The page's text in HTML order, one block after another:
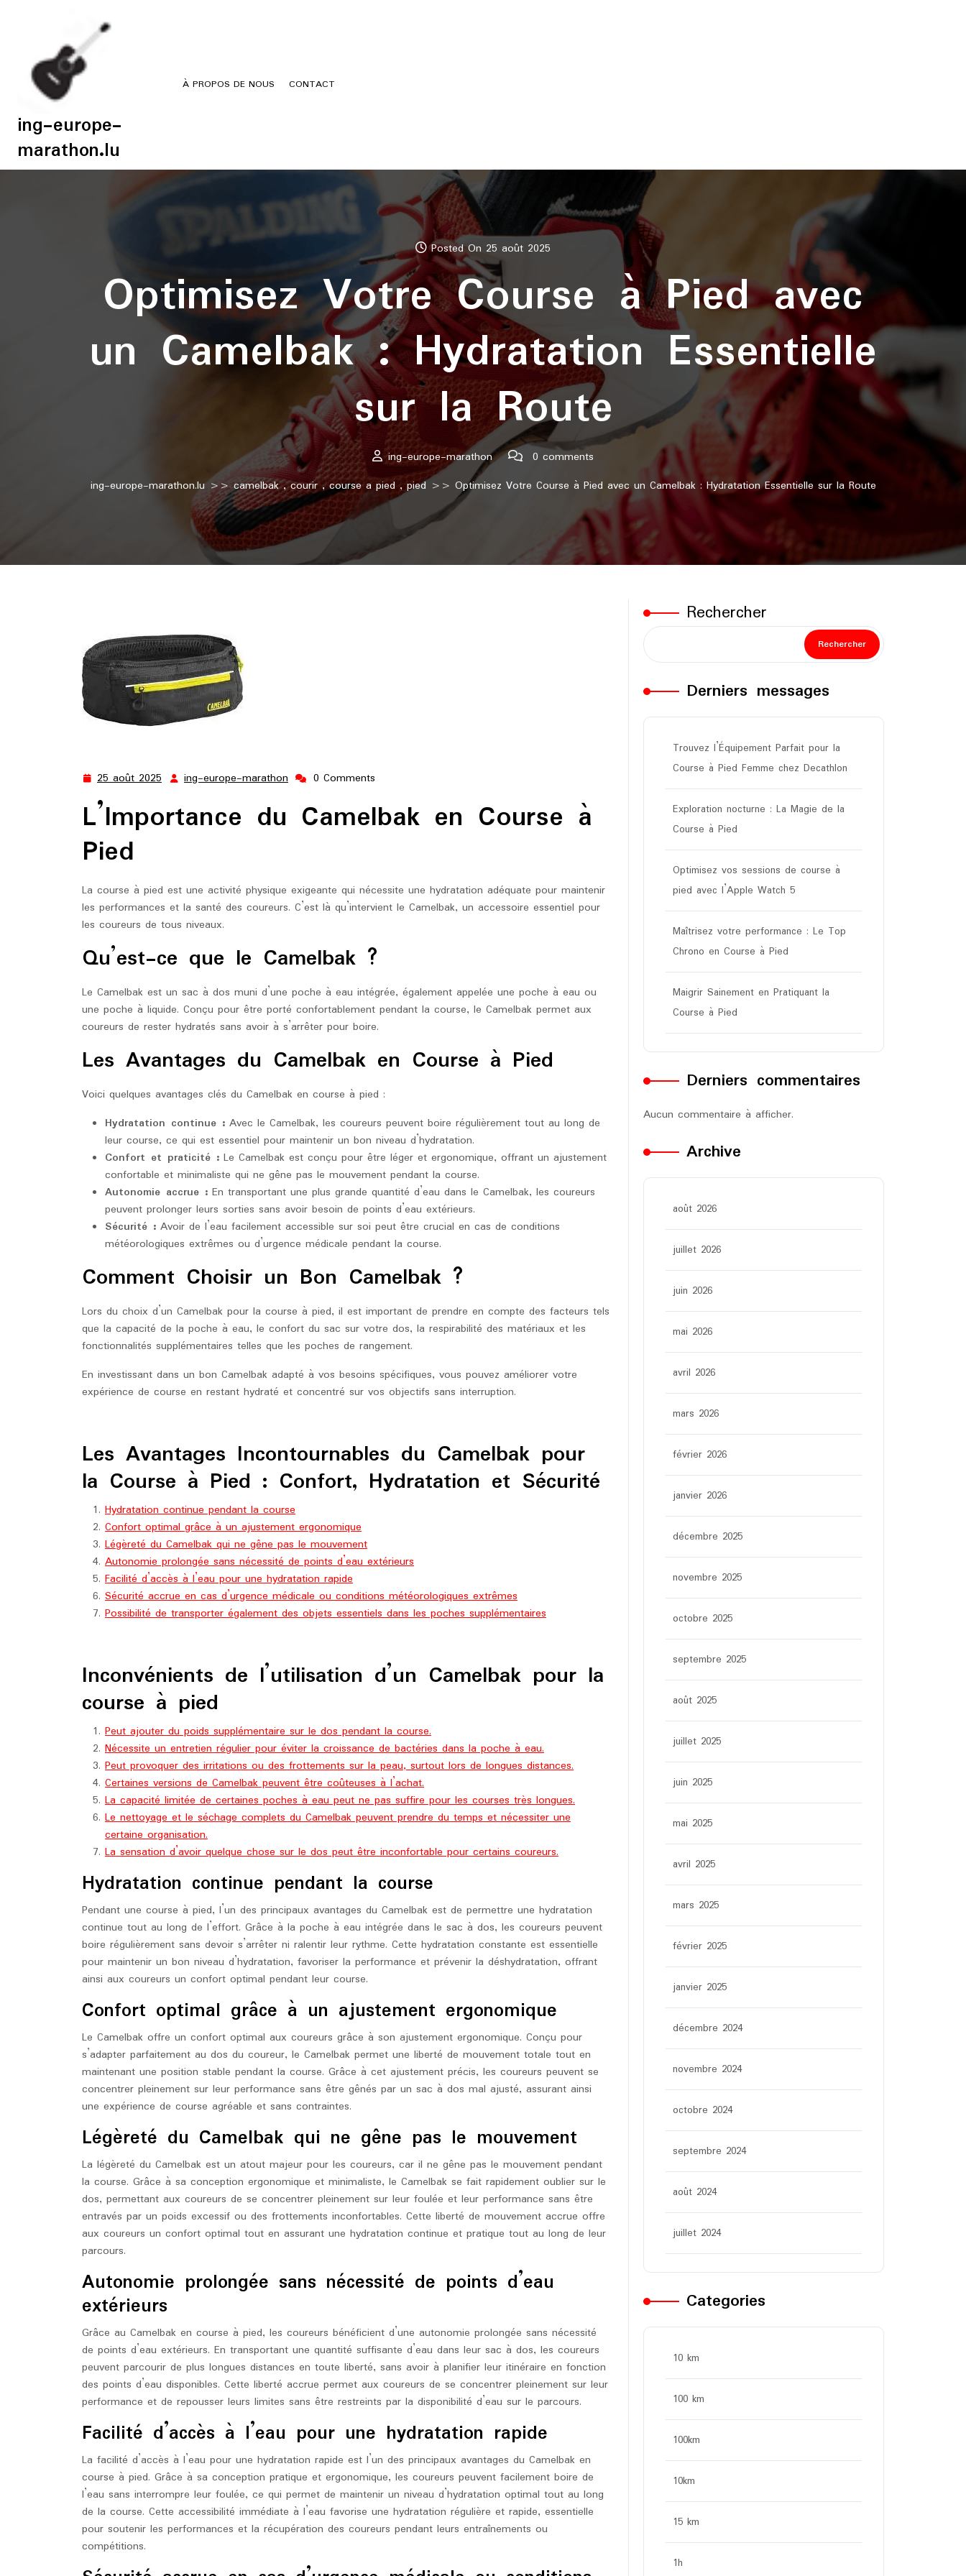
ing-europe-
marathon.lu
À PROPOS DE NOUS CONTACT
Posted On 25 août 2025
Optimisez Votre Course à Pied avec
un Camelbak : Hydratation Essentielle
sur la Route
ing-europe-marathon
0 comments
ing-europe-marathon.lu>>camelbak,courir,course a pied , pied>> Optimisez Votre Course à Pied avec un Camelbak : Hydratation Essentielle sur la Route
25 août 2025 25
2025
ing-europe-marathon ing-
marathon
0 Comments
L’Importance du Camelbak en Course à
Pied
La course à pied est une activité physique exigeante qui nécessite une hydratation adéquate pour maintenir
les performances et la santé des coureurs. C’est là qu’intervient le Camelbak, un accessoire essentiel pour
les coureurs de tous niveaux.
Qu’est-ce que le Camelbak ?
Le Camelbak est un sac à dos muni d’une poche à eau intégrée, également appelée une poche à eau ou
une poche à liquide. Conçu pour être porté confortablement pendant la course, le Camelbak permet aux
coureurs de rester hydratés sans avoir à s’arrêter pour boire.
Les Avantages du Camelbak en Course à Pied
Voici quelques avantages clés du Camelbak en course à pied :
Hydratation continue : Avec le Camelbak, les coureurs peuvent boire régulièrement tout au long de
leur course, ce qui est essentiel pour maintenir un bon niveau d’hydratation.
Confort et praticité : Le Camelbak est conçu pour être léger et ergonomique, offrant un ajustement
confortable et minimaliste qui ne gêne pas le mouvement pendant la course.
Autonomie accrue : En transportant une plus grande quantité d’eau dans le Camelbak, les coureurs
peuvent prolonger leurs sorties sans avoir besoin de points d’eau extérieurs.
Sécurité : Avoir de l’eau facilement accessible sur soi peut être crucial en cas de conditions
météorologiques extrêmes ou d’urgence médicale pendant la course.
Comment Choisir un Bon Camelbak ?
Lors du choix d’un Camelbak pour la course à pied, il est important de prendre en compte des facteurs tels
que la capacité de la poche à eau, le confort du sac sur votre dos, la respirabilité des matériaux et les
fonctionnalités supplémentaires telles que les poches de rangement.
En investissant dans un bon Camelbak adapté à vos besoins spécifiques, vous pouvez améliorer votre
expérience de course en restant hydraté et concentré sur vos objectifs sans interruption.
Les Avantages Incontournables du Camelbak pour
la Course à Pied : Confort, Hydratation et Sécurité
Hydratation continue pendant la course
Confort optimal grâce à un ajustement ergonomique
Légèreté du Camelbak qui ne gêne pas le mouvement
Autonomie prolongée sans nécessité de points d’eau extérieurs
Facilité d’accès à l’eau pour une hydratation rapide
Sécurité accrue en cas d’urgence médicale ou conditions météorologiques extrêmes
Possibilité de transporter également des objets essentiels dans les poches supplémentaires
Inconvénients de l’utilisation d’un Camelbak pour la
course à pied
Peut ajouter du poids supplémentaire sur le dos pendant la course.
Nécessite un entretien régulier pour éviter la croissance de bactéries dans la poche à eau.
Peut provoquer des irritations ou des frottements sur la peau, surtout lors de longues distances.
Certaines versions de Camelbak peuvent être coûteuses à l’achat.
La capacité limitée de certaines poches à eau peut ne pas suffire pour les courses très longues.
Le nettoyage et le séchage complets du Camelbak peuvent prendre du temps et nécessiter une
certaine organisation.
La sensation d’avoir quelque chose sur le dos peut être inconfortable pour certains coureurs.
Hydratation continue pendant la course
Pendant une course à pied, l’un des principaux avantages du Camelbak est de permettre une hydratation
continue tout au long de l’effort. Grâce à la poche à eau intégrée dans le sac à dos, les coureurs peuvent
boire régulièrement sans devoir s’arrêter ni ralentir leur rythme. Cette hydratation constante est essentielle
pour maintenir un bon niveau d’hydratation, favoriser la performance et prévenir la déshydratation, offrant
ainsi aux coureurs un confort optimal pendant leur course.
Confort optimal grâce à un ajustement ergonomique
Le Camelbak offre un confort optimal aux coureurs grâce à son ajustement ergonomique. Conçu pour
s’adapter parfaitement au dos du coureur, le Camelbak permet une liberté de mouvement totale tout en
maintenant une position stable pendant la course. Grâce à cet ajustement précis, les coureurs peuvent se
concentrer pleinement sur leur performance sans être gênés par un sac à dos mal ajusté, assurant ainsi
une expérience de course agréable et sans contraintes.
Légèreté du Camelbak qui ne gêne pas le mouvement
La légèreté du Camelbak est un atout majeur pour les coureurs, car il ne gêne pas le mouvement pendant
la course. Grâce à sa conception ergonomique et minimaliste, le Camelbak se fait rapidement oublier sur le
dos, permettant aux coureurs de se concentrer pleinement sur leur foulée et leur performance sans être
entravés par un poids excessif ou des frottements inconfortables. Cette liberté de mouvement accrue offre
aux coureurs un confort optimal tout en assurant une hydratation continue et pratique tout au long de leur
parcours.
Autonomie prolongée sans nécessité de points d’eau
extérieurs
Grâce au Camelbak en course à pied, les coureurs bénéficient d’une autonomie prolongée sans nécessité
de points d’eau extérieurs. En transportant une quantité suffisante d’eau dans leur sac à dos, les coureurs
peuvent parcourir de plus longues distances en toute liberté, sans avoir à planifier leur itinéraire en fonction
des points d’eau disponibles. Cette liberté accrue permet aux coureurs de se concentrer pleinement sur leur
performance et de repousser leurs limites sans être restreints par la disponibilité d’eau sur le parcours.
Facilité d’accès à l’eau pour une hydratation rapide
La facilité d’accès à l’eau pour une hydratation rapide est l’un des principaux avantages du Camelbak en
course à pied. Grâce à sa conception pratique et ergonomique, les coureurs peuvent facilement boire de
l’eau sans interrompre leur foulée, ce qui permet de maintenir un niveau d’hydratation optimal tout au long
de la course. Cette accessibilité immédiate à l’eau favorise une hydratation régulière et rapide, essentielle
pour soutenir les performances et la récupération des coureurs pendant leurs entraînements ou
compétitions.
Rechercher
Rechercher
Derniers messages
Trouvez l’Équipement Parfait pour la
Course à Pied Femme chez Decathlon
Exploration nocturne : La Magie de la
Course à Pied
Optimisez vos sessions de course à
pied avec l’Apple Watch 5
Maîtrisez votre performance : Le Top
Chrono en Course à Pied
Maigrir Sainement en Pratiquant la
Course à Pied
Derniers commentaires
Aucun commentaire à afficher.
Archive
août 2026
juillet 2026
juin 2026
mai 2026
avril 2026
mars 2026
février 2026
janvier 2026
décembre 2025
novembre 2025
octobre 2025
septembre 2025
août 2025
juillet 2025
juin 2025
mai 2025
avril 2025
mars 2025
février 2025
janvier 2025
décembre 2024
novembre 2024
octobre 2024
septembre 2024
août 2024
juillet 2024
Categories
10 km
100 km
100km
10km
15 km
1h